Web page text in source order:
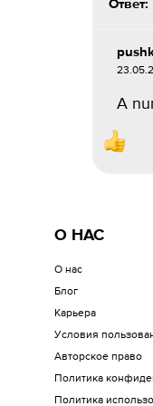
Ответ:
A
О НАС
О нас
Блог
Карьера
Условия
Авторское право
Политика
Политика